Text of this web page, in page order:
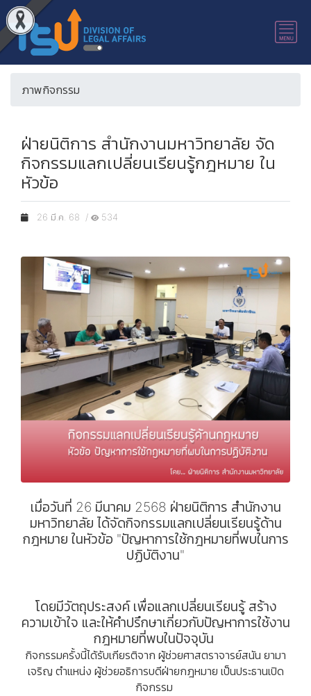
ภาพกิจกรรม
ฝ่ายนิติการ สำนักงานมหาวิทยาลัย จัด
กิจกรรมแลกเปลี่ยนเรียนรู้กฎหมาย ใน
หัวข้อ
26 มี.ค. 68 / 534
เมื่อวันที่ 26 มีนาคม 2568 ฝ่ายนิติการ สำนักงาน
มหาวิทยาลัย ได้จัดกิจกรรมแลกเปลี่ยนเรียนรู้ด้าน
กฎหมาย ในหัวข้อ "ปัญหาการใช้กฎหมายที่พบในการ
ปฏิบัติงาน"
โดยมีวัตถุประสงค์ เพื่อแลกเปลี่ยนเรียนรู้ สร้าง
ความเข้าใจ และให้คำปรึกษาเกี่ยวกับปัญหาการใช้งาน
กฎหมายที่พบในปัจจุบัน
กิจกรรมครั้งนี้ได้รับเกียรติจาก ผู้ช่วยศาสตราจารย์สนัน ยามา
เจริญ ตำแหน่ง ผู้ช่วยอธิการบดีฝ่ายกฎหมาย เป็นประธานเปิด
กิจกรรม